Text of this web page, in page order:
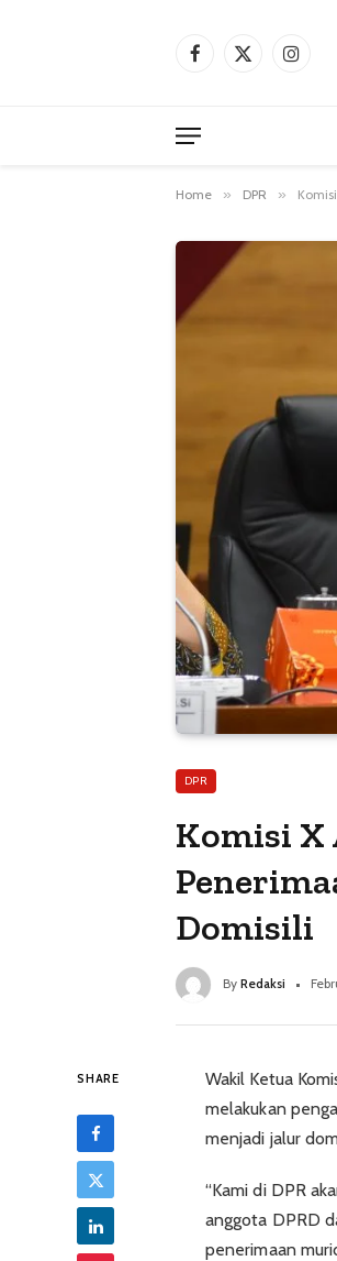
Facebook
X
Home » DPR »
DPR
Komisi X
Domisili
By Redaksi
SHARE
Wakil Ketua
melakukan
menjadi jalur
“Kami di DPR
anggota DPRD
penerimaan